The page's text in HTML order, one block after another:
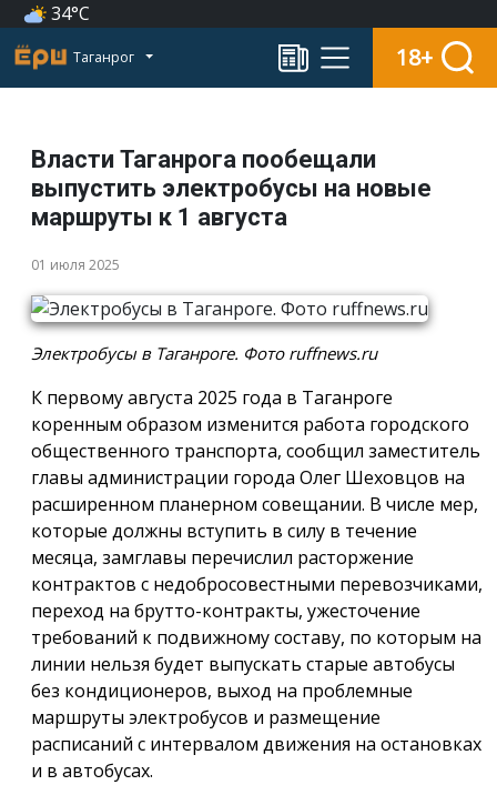
34°C
Таганрог 18+
Власти Таганрога пообещали
выпустить электробусы на новые
маршруты к 1 августа
01 июля 2025
Электробусы в Таганроге. Фото ruffnews.ru
К первому августа 2025 года в Таганроге
коренным образом изменится работа городского
общественного транспорта, сообщил заместитель
главы администрации города Олег Шеховцов на
расширенном планерном совещании. В числе мер,
которые должны вступить в силу в течение
месяца, замглавы перечислил расторжение
контрактов с недобросовестными перевозчиками,
переход на брутто-контракты, ужесточение
требований к подвижному составу, по которым на
линии нельзя будет выпускать старые автобусы
без кондиционеров, выход на проблемные
маршруты электробусов и размещение
расписаний с интервалом движения на остановках
и в автобусах.